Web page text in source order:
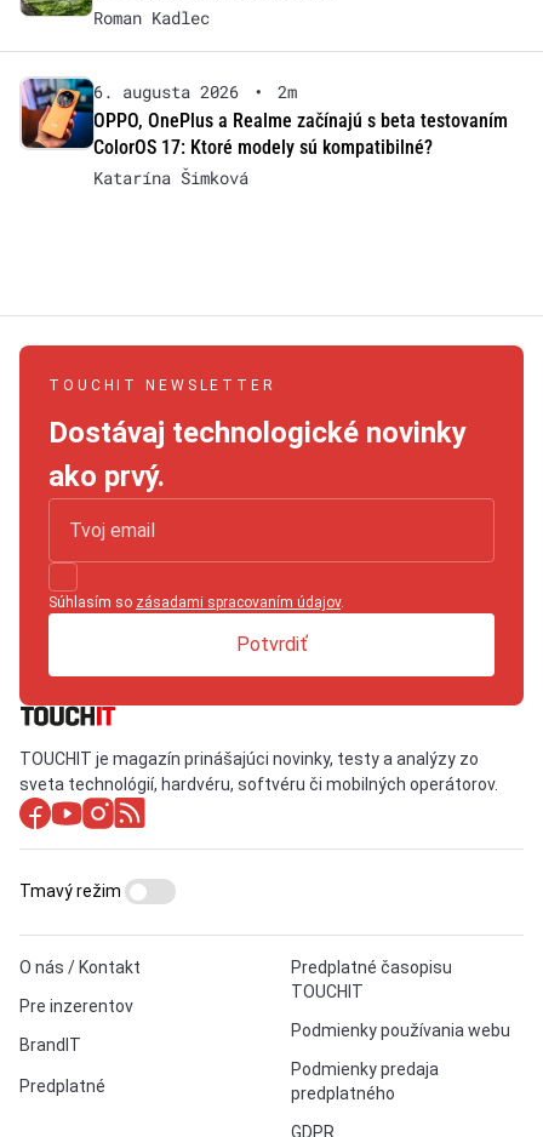
Roman Kadlec
6. augusta 2026 •
2m
OPPO, OnePlus a Realme začínajú s beta testovaním
ColorOS 17: Ktoré modely sú kompatibilné?
Katarína Šimková
TOUCHIT NEWSLETTER
Dostávaj technologické novinky
ako prvý.
Súhlasím so zásadami spracovaním údajov.
Potvrdiť
TOUCHIT je magazín prinášajúci novinky, testy a analýzy zo
sveta technológií, hardvéru, softvéru či mobilných operátorov.
O nás / Kontakt
Pre inzerentov
BrandIT
Predplatné
Predplatné časopisu
TOUCHIT
Podmienky používania webu
Podmienky predaja
predplatného
GDPR
Tmavý režim